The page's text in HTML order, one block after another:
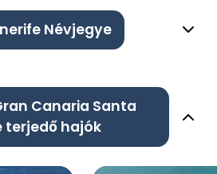
Névjegye
Canaria Santa
terjedő hajók